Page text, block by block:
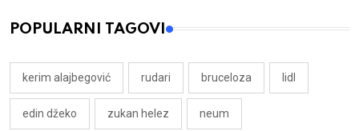
POPULARNI TAGOVI
kerim alajbegović rudari bruceloza lidl
edin džeko zukan helez neum